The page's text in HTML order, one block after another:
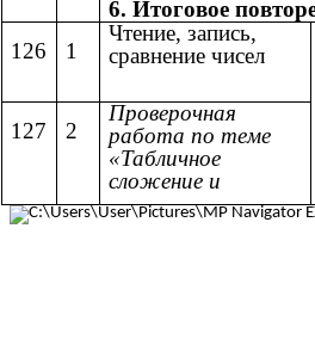
6. Итоговое
126
1
Чтение, запись,
сравнение чисел
127 2
Проверочная
работа по теме
«Табличное
сложение и